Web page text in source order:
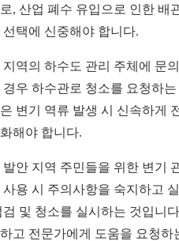
, 산업 폐수 유입으로 인한 배
선택에 신중해야 합니다.
지역의 하수도 관리 주체에 문
경우 하수관로 청소를 요청하
변기 역류 발생 시 신속하게
해야 합니다.
발안 지역 주민들을 위한 변기
사용 시 주의사항을 숙지하고
검 및 청소를 실시하는 것입니
고 전문가에게 도움을 요청